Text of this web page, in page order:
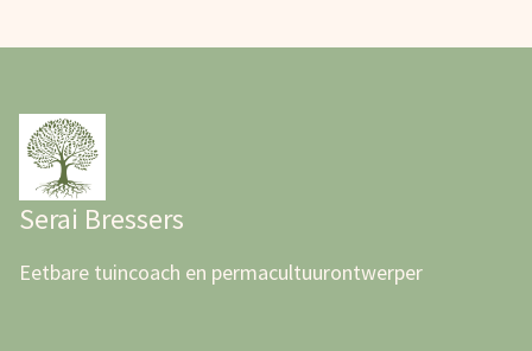
Serai Bressers
Eetbare tuincoach en permacultuurontwerper